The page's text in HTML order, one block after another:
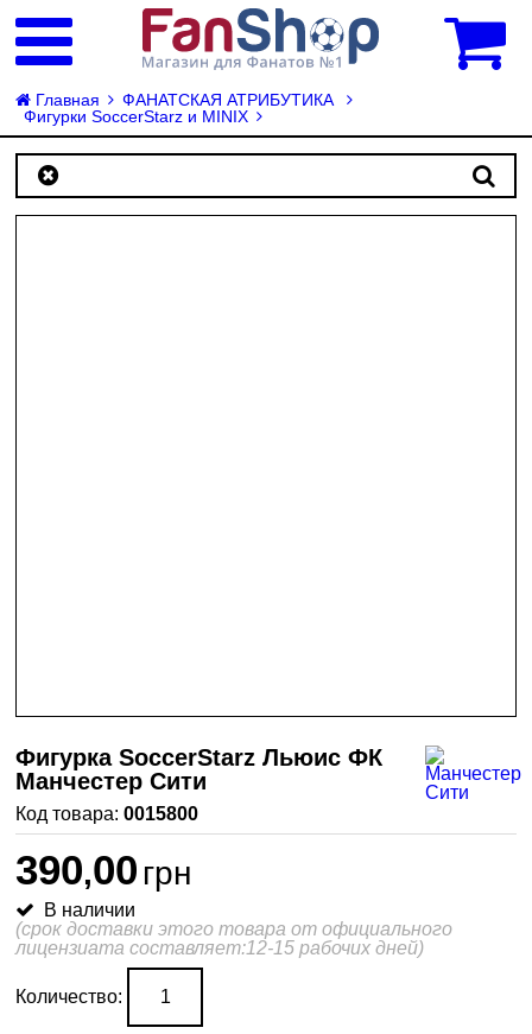
Главная
ФАНАТСКАЯ АТРИБУТИКА
Фигурки SoccerStarz и MINIX
Фигурка SoccerStarz Льюис ФК
Манчестер Сити
0015800
390,00 грн
В наличии
(срок доставки этого товара от официального
лицензиата составляет:12-15 рабочих дней)
Количество: